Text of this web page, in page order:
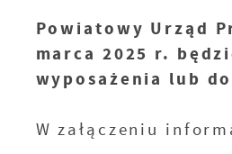
Powiatowy Urząd
marca 2025 r.
wyposażenia lub
W załączeniu